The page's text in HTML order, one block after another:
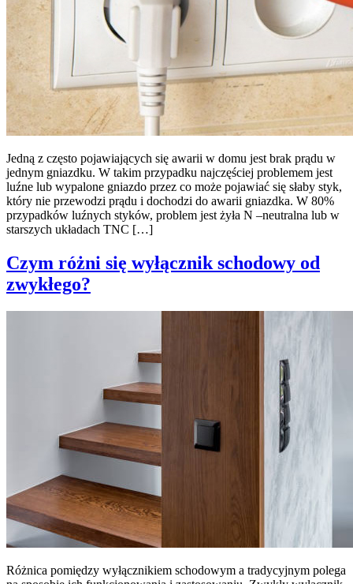
Jedną z często pojawiających się awarii w domu jest brak prądu w
jednym gniazdku. W takim przypadku najczęściej problemem jest
luźne lub wypalone gniazdo przez co może pojawiać się słaby styk,
który nie przewodzi prądu i dochodzi do awarii gniazdka. W 80%
przypadków luźnych styków, problem jest żyła N –neutralna lub w
starszych układach TNC […]
Czym różni się wyłącznik schodowy od
zwykłego?
Różnica pomiędzy wyłącznikiem schodowym a tradycyjnym polega